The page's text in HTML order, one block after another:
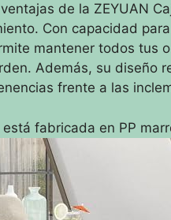
de la ZEYUAN
Con capacidad
mantener todos tus
Además, su diseño
frente a las
fabricada en PP